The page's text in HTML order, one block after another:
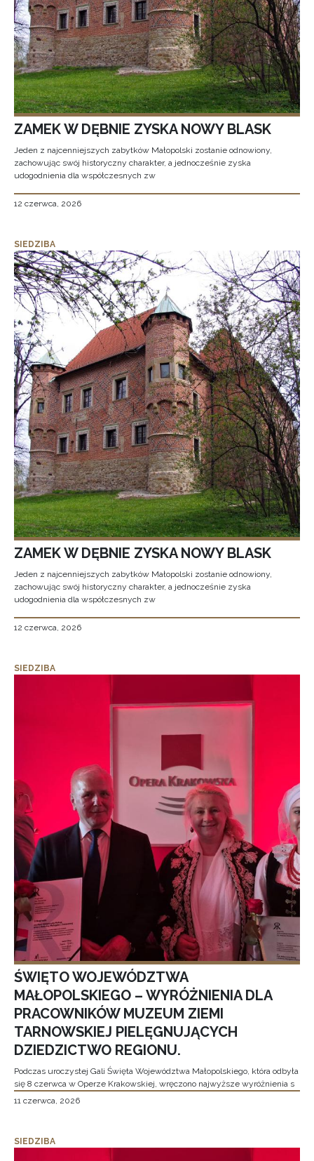
ZAMEK W DĘBNIE ZYSKA NOWY BLASK
Jeden z najcenniejszych zabytków Małopolski zostanie odnowiony,
zachowując swój historyczny charakter, a jednocześnie zyska
udogodnienia dla współczesnych zw
12 czerwca, 2026
SIEDZIBA
ZAMEK W DĘBNIE ZYSKA NOWY BLASK
Jeden z najcenniejszych zabytków Małopolski zostanie odnowiony,
zachowując swój historyczny charakter, a jednocześnie zyska
udogodnienia dla współczesnych zw
12 czerwca, 2026
SIEDZIBA
ŚWIĘTO WOJEWÓDZTWA
MAŁOPOLSKIEGO – WYRÓŻNIENIA DLA
PRACOWNIKÓW MUZEUM ZIEMI
TARNOWSKIEJ PIELĘGNUJĄCYCH
DZIEDZICTWO REGIONU.
Podczas uroczystej Gali Święta Województwa Małopolskiego, która odbyła
się 8 czerwca w Operze Krakowskiej, wręczono najwyższe wyróżnienia s
11 czerwca, 2026
SIEDZIBA